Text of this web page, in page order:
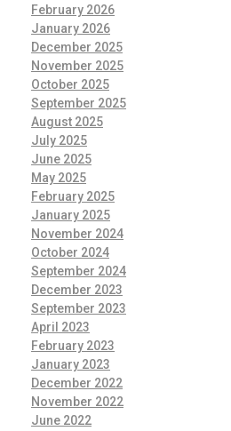
February 2026
January 2026
December 2025
November 2025
October 2025
September 2025
August 2025
July 2025
June 2025
May 2025
February 2025
January 2025
November 2024
October 2024
September 2024
December 2023
September 2023
April 2023
February 2023
January 2023
December 2022
November 2022
June 2022